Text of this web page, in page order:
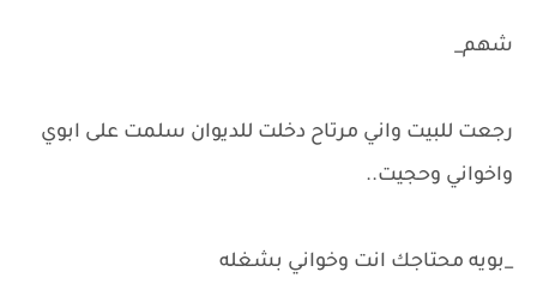
شهم_
رجعت للبيت واني مرتاح دخلت للديوان سلمت على ابوي
واخواني وحجيت..
_بويه محتاجك انت وخواني بشغله